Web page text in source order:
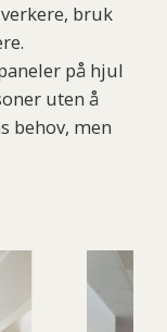
bruk
på hjul
uten å
behov, men